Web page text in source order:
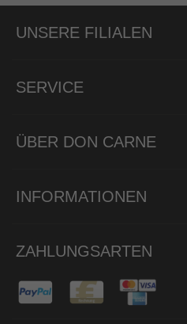
UNSERE FILIALEN
SERVICE
ÜBER DON CARNE
INFORMATIONEN
ZAHLUNGSARTEN